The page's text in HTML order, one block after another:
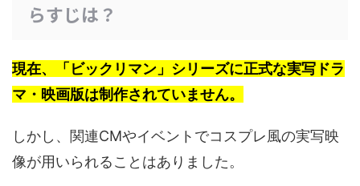
らすじは？
現在、「ビックリマン」シリーズに正式な実写ドラ
マ・映画版は制作されていません。
しかし、関連CMやイベントでコスプレ風の実写映
像が用いられることはありました。